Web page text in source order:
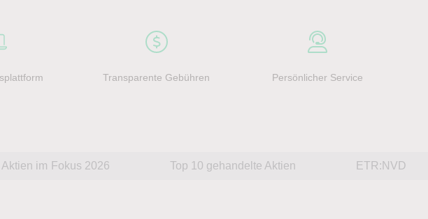
Transparente Gebühren Persönlicher Service
Aktien im Fokus 2026 Top 10 gehandelte Aktien ETR:NVD